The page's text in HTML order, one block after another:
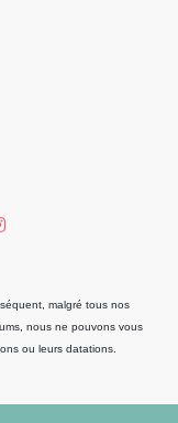
malgré tous nos
nous ne pouvons vous
ou leurs datations.